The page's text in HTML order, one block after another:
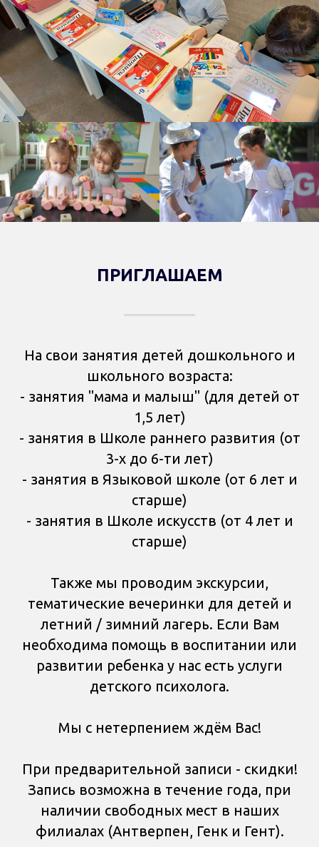
ПРИГЛАШАЕМ
На свои занятия детей дошкольного и
школьного возраста:
- занятия "мама и малыш" (для детей от
1,5 лет)
- занятия в Школе раннего развития (от
3-х до 6-ти лет)
- занятия в Языковой школе (от 6 лет и
старше)
- занятия в Школе искусств (от 4 лет и
старше)
Также мы проводим экскурсии,
тематические вечеринки для детей и
летний / зимний лагерь. Если Вам
необходима помощь в воспитании или
развитии ребенка у нас есть услуги
детского психолога.
Мы с нетерпением ждём Вас!
При предварительной записи - скидки!
Запись возможна в течение года, при
наличии свободных мест в наших
филиалах (Антверпен, Генк и Гент).